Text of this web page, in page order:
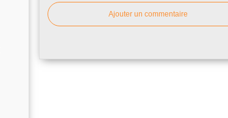
Ajouter un commentaire